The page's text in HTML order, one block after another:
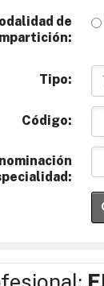
de
Tipo:
Código: